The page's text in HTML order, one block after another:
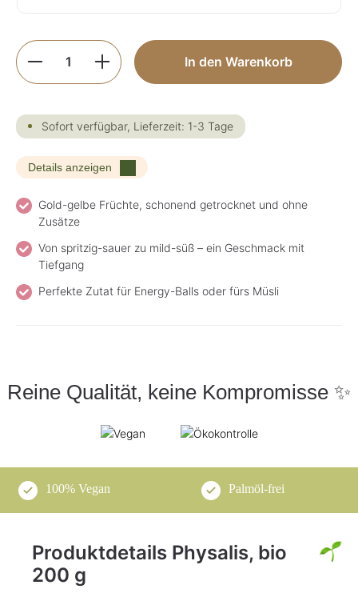
Produkt Anzahl: Gib den gewünschten
In den Warenkorb
Sofort verfügbar, Lieferzeit: 1-3 Tage
Details anzeigen
Gold-gelbe Früchte, schonend getrocknet und ohne
Zusätze
Von spritzig-sauer zu mild-süß – ein Geschmack mit
Tiefgang
Perfekte Zutat für Energy-Balls oder fürs Müsli
Reine Qualität, keine Kompromisse ✨
100% Vegan Palmöl-frei
Produktdetails Physalis, bio
200 g